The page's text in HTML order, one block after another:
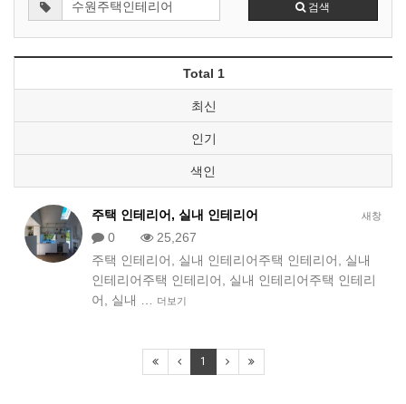
검색
Total 1
최신
인기
색인
새창
주택 인테리어, 실내 인테리어
0
25,267
주택 인테리어, 실내 인테리어주택 인테리어, 실내
인테리어주택 인테리어, 실내 인테리어주택 인테리
어, 실내 …
더보기
1